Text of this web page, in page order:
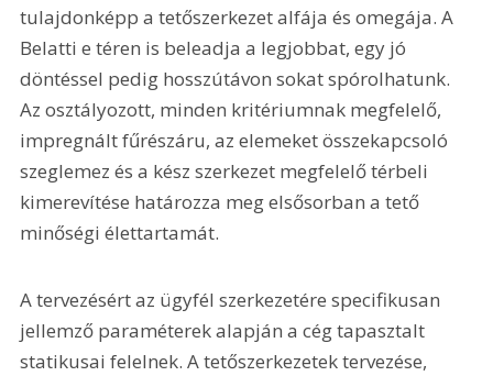
tulajdonképp a tetőszerkezet alfája és omegája. A
Belatti e téren is beleadja a legjobbat, egy jó
döntéssel pedig hosszútávon sokat spórolhatunk.
Az osztályozott, minden kritériumnak megfelelő,
impregnált fűrészáru, az elemeket összekapcsoló
szeglemez és a kész szerkezet megfelelő térbeli
kimerevítése határozza meg elsősorban a tető
minőségi élettartamát.
A tervezésért az ügyfél szerkezetére specifikusan
jellemző paraméterek alapján a cég tapasztalt
statikusai felelnek. A tetőszerkezetek tervezése,